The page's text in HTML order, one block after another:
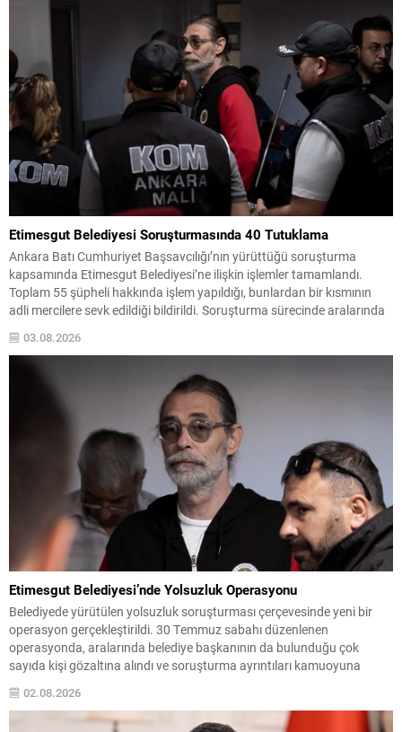
Etimesgut Belediyesi Soruşturmasında 40 Tutuklama
Ankara Batı Cumhuriyet Başsavcılığı’nın yürüttüğü soruşturma
kapsamında Etimesgut Belediyesi’ne ilişkin işlemler tamamlandı.
Toplam 55 şüpheli hakkında işlem yapıldığı, bunlardan bir kısmının
adli mercilere sevk edildiği bildirildi. Soruşturma sürecinde aralarında
şüpheli, tutuklama talebiyle nöbetçi sulh ceza hakimliğine sevk edildi.
Diğer 10 kişi için...
03.08.2026
Etimesgut Belediyesi’nde Yolsuzluk Operasyonu
Belediyede yürütülen yolsuzluk soruşturması çerçevesinde yeni bir
operasyon gerçekleştirildi. 30 Temmuz sabahı düzenlenen
operasyonda, aralarında belediye başkanının da bulunduğu çok
sayıda kişi gözaltına alındı ve soruşturma ayrıntıları kamuoyuna
42’sinin belediye personeli, 13’ünün ise firma yetkilisi olduğu bildirildi.
Gözaltına alınanlar arasında Etimesgut Belediye Başkanı...
02.08.2026